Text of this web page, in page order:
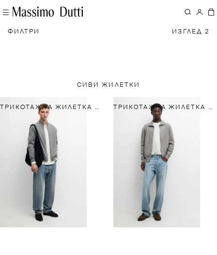
ФИЛТРИ ИЗГЛЕД 2
СИВИ ЖИЛЕТКИ
ТРИКОТАЖНА ЖИЛЕТКА ОТ 100% КАШМИР С ЦИП ТРИКОТАЖНА ЖИЛЕТКА ОТ 100% ПАМУК С ЦИП